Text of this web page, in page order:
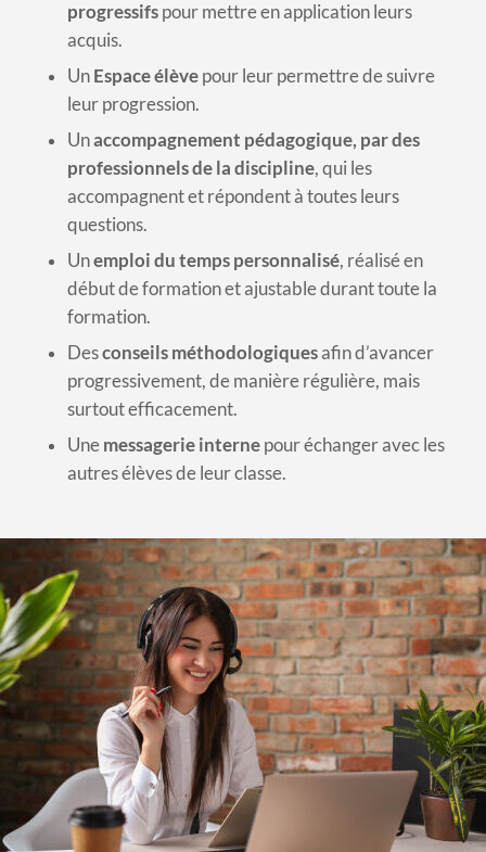
progressifs pour mettre en application leurs
acquis.
Un Espace élève pour leur permettre de suivre
leur progression.
Unaccompagnement pédagogique, par des
professionnels de la discipline, qui les
accompagnent et répondent à toutes leurs
questions.
Unemploi du temps personnalisé, réalisé en
début de formation et ajustable durant toute la
formation.
Desconseils méthodologiquesafin d’avancer
progressivement, de manière régulière, mais
surtout efficacement.
Une messagerie interne pour échanger avec les
autres élèves de leur classe.